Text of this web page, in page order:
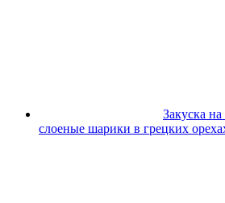
Закуска
слоеные шарики в грецких